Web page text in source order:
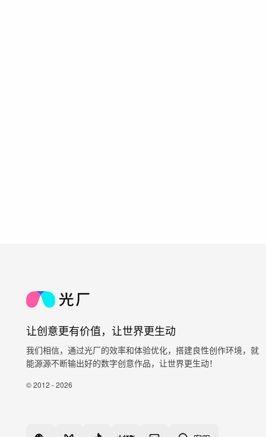
让创意更有价值，让世界更生动
我们相信，通过光厂的效率和体验优化，搭建良性创作环境，就
能源源不断输出好的数字创意作品，让世界更生动！
© 2012 - 2026